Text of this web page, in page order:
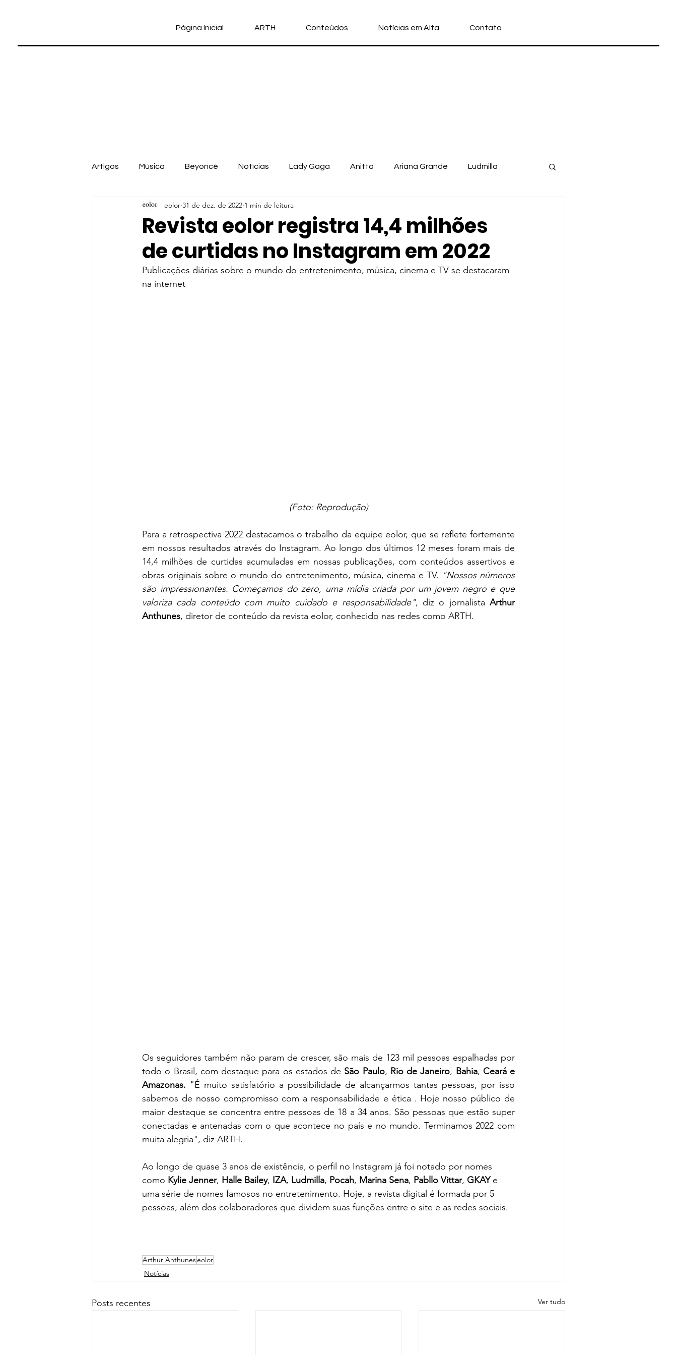
Página Inicial ARTH Conteúdos Notícias em Alta Contato
Artigos Música Beyoncé Notícias Lady Gaga Anitta Ariana Grande Ludmilla
Dua Lipa Pabllo Vittar Michael Jackson
gloria groove Gloria Groove Entretenimento Taylor Swift Música Mundial Indicação
Indicação
Revista eolor registra 14,4 milhões
de curtidas no Instagram em 2022
eolor 31 de dez. de 2022 1 min de leitura
Publicações diárias sobre o mundo do entretenimento, música, cinema e TV se destacaram
na internet
(Foto: Reprodução)
Para a retrospectiva 2022 destacamos o trabalho da equipe eolor, que se reflete fortemente
em nossos resultados através do Instagram. Ao longo dos últimos 12 meses foram mais de
14,4 milhões de curtidas acumuladas em nossas publicações, com conteúdos assertivos e
obras originais sobre o mundo do entretenimento, música, cinema e TV. "Nossos números
são impressionantes. Começamos do zero, uma mídia criada por um jovem negro e que
valoriza cada conteúdo com muito cuidado e responsabilidade", diz o jornalista Arthur
Anthunes, diretor de conteúdo da revista eolor, conhecido nas redes como ARTH.
Os seguidores também não param de crescer, são mais de 123 mil pessoas espalhadas por
todo o Brasil, com destaque para os estados de São Paulo, Rio de Janeiro, Bahia, Ceará e
Amazonas. "É muito satisfatório a possibilidade de alcançarmos tantas pessoas, por isso
sabemos de nosso compromisso com a responsabilidade e ética . Hoje nosso público de
maior destaque se concentra entre pessoas de 18 a 34 anos. São pessoas que estão super
conectadas e antenadas com o que acontece no país e no mundo. Terminamos 2022 com
muita alegria", diz ARTH.
Ao longo de quase 3 anos de existência, o perfil no Instagram já foi notado por nomes
como Kylie Jenner, Halle Bailey, IZA, Ludmilla, Pocah, Marina Sena, Pabllo Vittar, GKAY e
uma série de nomes famosos no entretenimento. Hoje, a revista digital é formada por 5
pessoas, além dos colaboradores que dividem suas funções entre o site e as redes sociais.
Arthur Anthuneseolor
Notícias
Posts recentes Ver tudo